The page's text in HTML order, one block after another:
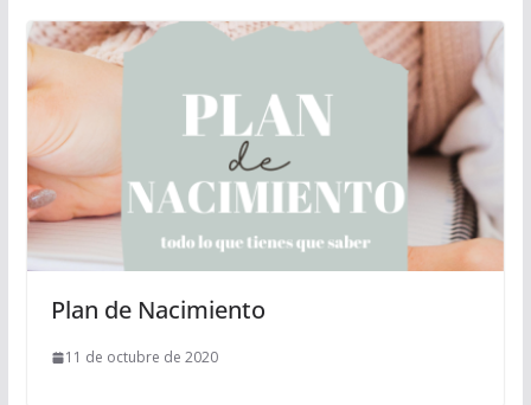
Plan de Nacimiento
11 de octubre de 2020